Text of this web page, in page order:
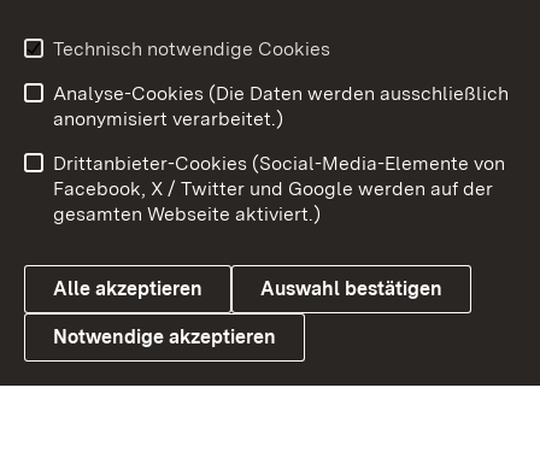
Youtube
Link zum Landesportal
Benutzungshinweise
Barrierefreiheit
Datenschutz
Cookies
Technisch notwendige Cookies
Analyse-Cookies (Die Daten werden ausschließlich
anonymisiert verarbeitet.)
Drittanbieter-Cookies (Social-Media-Elemente von
Facebook, X / Twitter und Google werden auf der
gesamten Webseite aktiviert.)
Alle akzeptieren Auswahl bestätigen
Notwendige akzeptieren